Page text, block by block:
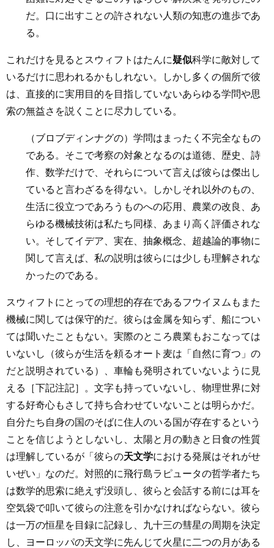
だ。口に出すことの許されない人類の知恵の進歩であ
る。
これだけを見るとスウィフトはたんに疑似科学に敵対して
いるだけに思われるかもしれない。しかし多くの個所で彼
は、直接的に実用目的を目指していないあらゆる学問や思
索の無益さを説くことに尽力している。
（ブロブディンナグの）学問はまったく不完全なもの
である。そこで考察の対象となるのは道徳、歴史、詩
作、数学だけで、それらについて言えば彼らは傑出し
ていると言わざるを得ない。しかしそれ以外のもの、
生活に役立つであろうものへの応用、農業の改良、あ
らゆる機械技術は私たち同様、あまり高く評価されな
い。そしてイデア、実在、抽象概念、超越論的事物に
関して言えば、私の説明は彼らには少しも理解されな
かったのである。
スウィフトにとっての理想的存在であるフウイヌムもまた
機械に関しては保守的だ。彼らは金属を知らず、船につい
ては聞いたこともない。実際のところ農業もおこなっては
いないし（彼らが生活を頼るオート麦は「自然に育つ」の
だと説明されている）、車輪も発明されていないように見
える［下記注記］。文字も持っていないし、物理世界に対
する好奇心もさして持ち合わせていないことは明らかだ。
自分たち自身の国のそばに住人のいる国が存在するという
ことを信じようとしないし、太陽と月の動きと日食の性質
は理解しているが「彼らの天文学における発展はそれがせ
いぜい」なのだ。対照的に飛行島ラピュータの哲学者たち
は数学的思索に絶えず没頭し、彼らと会話する前には耳を
空気袋で叩いて彼らの注意を引かなければならない。彼ら
は一万の恒星を目録に記録し、九十三の彗星の周期を決定
し、ヨーロッパの天文学に先んじて火星に二つの月がある